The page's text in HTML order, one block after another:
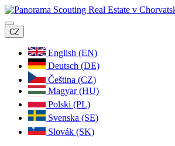
CZ
English (EN)
Deutsch (DE)
Čeština (CZ)
Magyar (HU)
Polski (PL)
Svenska (SE)
Slovák (SK)